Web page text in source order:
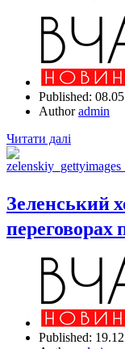
Published:
Authoradmin
Читати далі
Зеленський
переговорах
Published: